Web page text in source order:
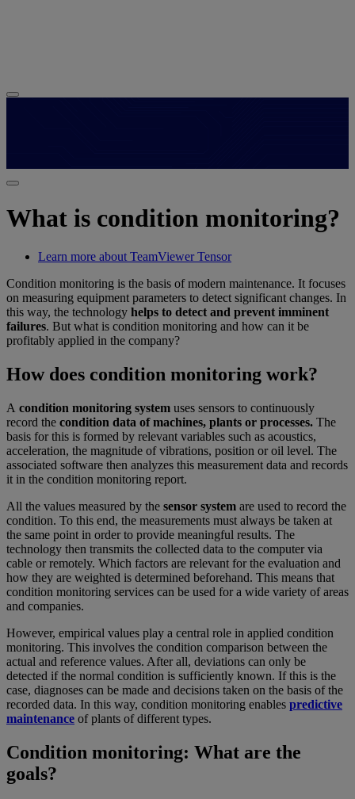
What is condition monitoring?
Learn more about TeamViewer Tensor
Condition monitoring is the basis of modern maintenance. It focuses
on measuring equipment parameters to detect significant changes. In
this way, the technology helps to detect and prevent imminent
failures. But what is condition monitoring and how can it be
profitably applied in the company?
How does condition monitoring work?
A condition monitoring system uses sensors to continuously
record the condition data of machines, plants or processes. The
basis for this is formed by relevant variables such as acoustics,
acceleration, the magnitude of vibrations, position or oil level. The
associated software then analyzes this measurement data and records
it in the condition monitoring report.
All the values measured by the sensor system are used to record the
condition. To this end, the measurements must always be taken at
the same point in order to provide meaningful results. The
technology then transmits the collected data to the computer via
cable or remotely. Which factors are relevant for the evaluation and
how they are weighted is determined beforehand. This means that
condition monitoring services can be used for a wide variety of areas
and companies.
However, empirical values play a central role in applied condition
monitoring. This involves the condition comparison between the
actual and reference values. After all, deviations can only be
detected if the normal condition is sufficiently known. If this is the
case, diagnoses can be made and decisions taken on the basis of the
recorded data. In this way, condition monitoring enables predictive
maintenance of plants of different types.
Condition monitoring: What are the
goals?